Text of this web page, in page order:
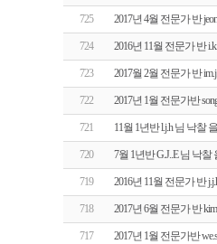
725 2017년 4월 전문가 반
724 2016년 11월 전문가 반
723 2017월 2월 전문가 반
722 2017년 1월 전문가반
721 11월 1년반 l.j.h 님 낙찰
720 7월 1년반 G.J..E 님 낙
719 2016년 11월 전문가 반
718 2017년 6월 전문가 반
717 2017년 1월 전문가반